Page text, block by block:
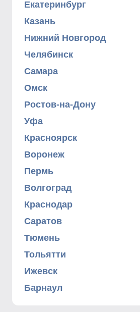
Екатеринбург
Казань
Нижний Новгород
Челябинск
Самара
Омск
Ростов-на-Дону
Уфа
Красноярск
Воронеж
Пермь
Волгоград
Краснодар
Саратов
Тюмень
Тольятти
Ижевск
Барнаул